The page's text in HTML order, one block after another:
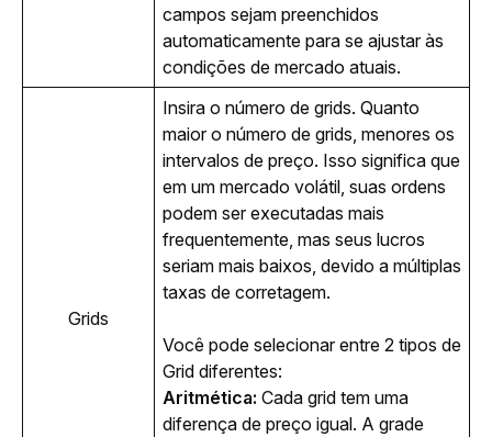
campos sejam preenchidos
automaticamente para se ajustar às
condições de mercado atuais.
Grids
Insira o número de grids. Quanto
maior o número de grids, menores os
intervalos de preço. Isso significa que
em um mercado volátil, suas ordens
podem ser executadas mais
frequentemente, mas seus lucros
seriam mais baixos, devido a múltiplas
taxas de corretagem.
Você pode selecionar entre 2 tipos de
Grid diferentes:
Aritmética: Cada grid tem uma
diferença de preço igual. A grade